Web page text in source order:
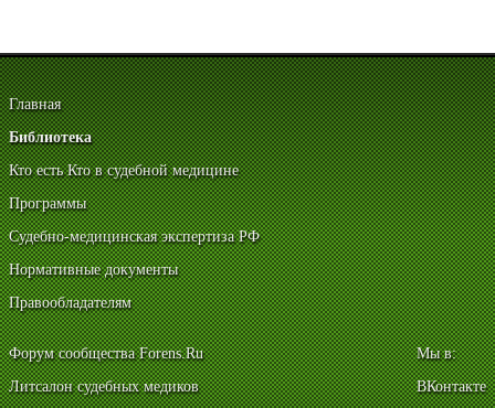
Главная
Библиотека
Кто есть Кто в судебной медицине
Программы
Судебно-медицинская экспертиза РФ
Нормативные документы
Правообладателям
Форум сообщества Forens.Ru
Литсалон судебных медиков
Мы в:
ВКонтакте